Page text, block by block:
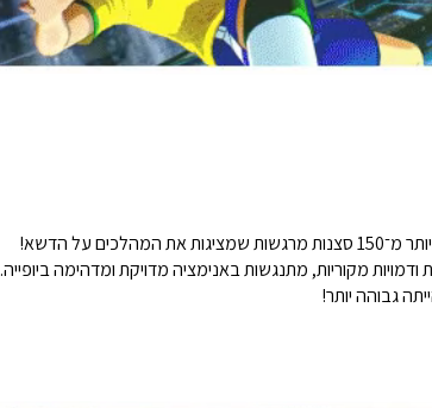
מקוריות, מתנגשות באנימציה מדויקת ומדהימה ביופייה.
גבוהה יותר!